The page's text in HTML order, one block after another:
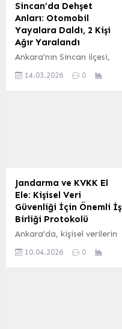
Sincan’da Dehşet
Anları: Otomobil
Yayalara Daldı, 2 Kişi
Ağır Yaralandı
Ankara’nın Sincan ilçesi,
Caddesi’nde yürekleri
refüje çıkarak durabildi.
Kazayı gören
vatandaşların ihbarı
üzerine olay yerine 112
Acil Çağrı Merkezi’nden
sağlık ve polis ekipleri...
14.03.2026 0
Jandarma ve KVKK El
Ele: Kişisel Veri
Güvenliği İçin Önemli İş
Birliği Protokolü
Ankara’da, kişisel verilerin
önemli bir adım atıldı.
10.04.2026 0